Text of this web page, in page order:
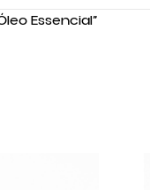
Essencial”